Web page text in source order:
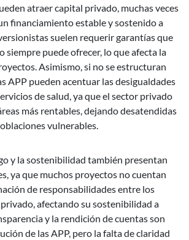
atraer capital privado, muchas veces
financiamiento estable y sostenido a
suelen requerir garantías que
siempre puede ofrecer, lo que afecta la
Asimismo, si no se estructuran
APP pueden acentuar las desigualdades
de salud, ya que el sector privado
más rentables, dejando desatendidas
vulnerables.
y la sostenibilidad también presentan
ya que muchos proyectos no cuentan
de responsabilidades entre los
afectando su sostenibilidad a
y la rendición de cuentas son
de las APP, pero la falta de claridad